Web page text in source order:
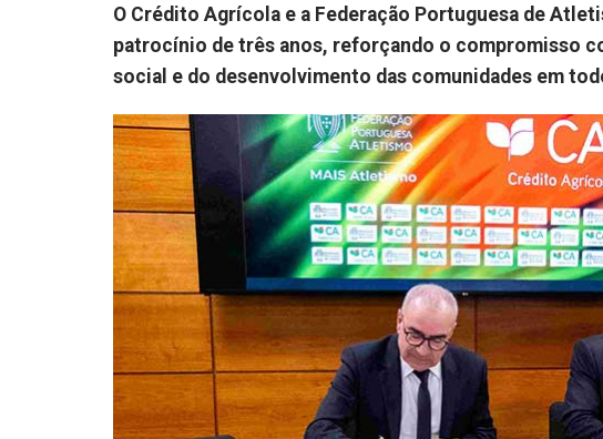
O Crédito Agrícola e a Federação Portuguesa de
patrocínio de três anos, reforçando o compromisso
social e do desenvolvimento das comunidades em